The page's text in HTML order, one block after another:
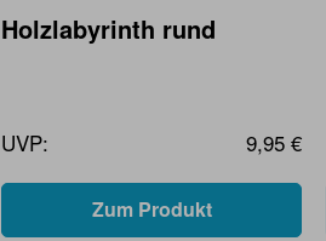
Holzlabyrinth rund
UVP: 9,95 €
Zum Produkt